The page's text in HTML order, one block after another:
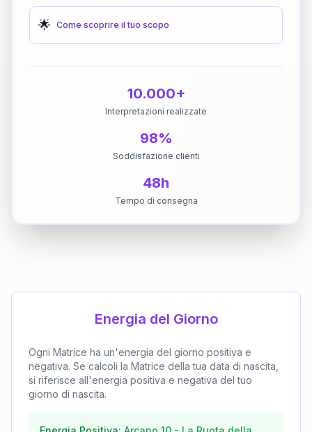
🌟 Come scoprire il tuo scopo
10.000+
Interpretazioni realizzate
98%
Soddisfazione clienti
48h
Tempo di consegna
Energia del Giorno
Ogni Matrice ha un'energia del giorno positiva e
negativa. Se calcoli la Matrice della tua data di nascita,
si riferisce all'energia positiva e negativa del tuo
giorno di nascita.